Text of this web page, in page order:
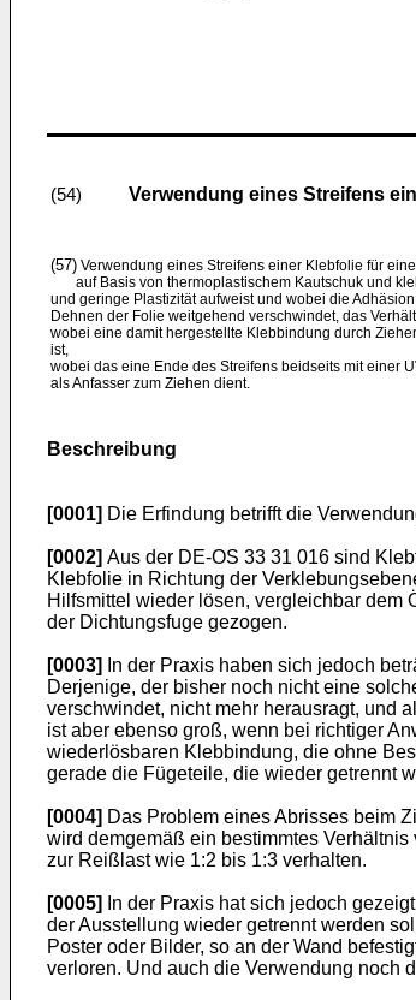
(54) Verwendung eines Streifens
(57) Verwendung eines Streifens einer Klebfolie für
auf Basis von thermoplastischem Kautschuk und
und geringe Plastizität aufweist und wobei die
Dehnen der Folie weitgehend verschwindet, das
wobei eine damit hergestellte Klebbindung durch
ist,
wobei das eine Ende des Streifens beidseits mit einer
als Anfasser zum Ziehen dient.
Beschreibung
[0001] Die Erfindung betrifft die
[0002] Aus der DE-OS 33 31 016 sind
Klebfolie in Richtung der
Hilfsmittel wieder lösen, vergleichbar dem
der Dichtungsfuge gezogen.
[0003]
In der Praxis haben sich jedoch
Derjenige, der bisher noch nicht eine
verschwindet, nicht mehr herausragt, und
ist aber ebenso groß, wenn bei richtiger
wiederlösbaren Klebbindung, die ohne
gerade die Fügeteile, die wieder getrennt
[0004] Das Problem eines Abrisses beim
wird demgemäß ein bestimmtes
zur Reißlast wie 1:2 bis 1:3 verhalten.
[0005]
In der Praxis hat sich jedoch
der Ausstellung wieder getrennt werden
Poster oder Bilder, so an der Wand
verloren. Und auch die Verwendung noch